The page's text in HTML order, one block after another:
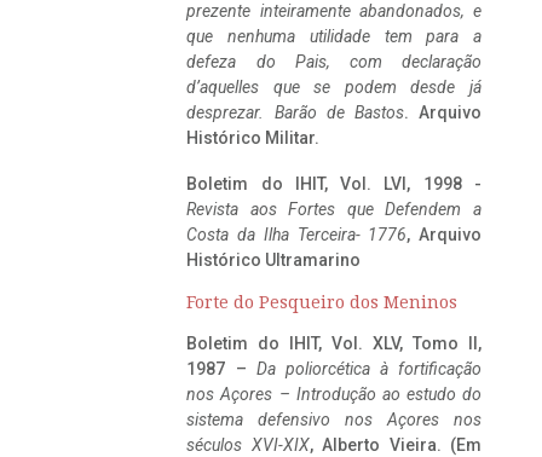
prezente inteiramente abandonados, e
que nenhuma utilidade tem para a
defeza do Pais, com declaração
d’aquelles que se podem desde já
desprezar. Barão de Bastos. Arquivo
Histórico Militar.
Boletim do IHIT, Vol. LVI, 1998 -
Revista aos Fortes que Defendem a
Costa da Ilha Terceira- 1776, Arquivo
Histórico Ultramarino
Forte do Pesqueiro dos Meninos
Boletim do IHIT, Vol. XLV, Tomo II,
1987 – Da poliorcética à fortificação
nos Açores – Introdução ao estudo do
sistema defensivo nos Açores nos
séculos XVI-XIX, Alberto Vieira. (Em